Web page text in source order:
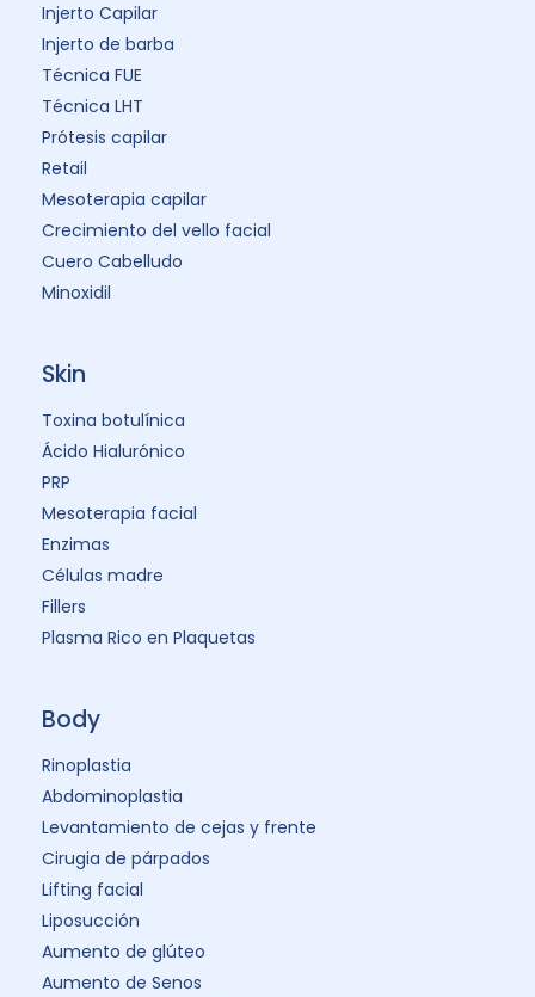
Injerto Capilar
Injerto de barba
Técnica FUE
Técnica LHT
Prótesis capilar
Retail
Mesoterapia capilar
Crecimiento del vello facial
Cuero Cabelludo
Minoxidil
Skin
Toxina botulínica
Ácido Hialurónico
PRP
Mesoterapia facial
Enzimas
Células madre
Fillers
Plasma Rico en Plaquetas
Body
Rinoplastia
Abdominoplastia
Levantamiento de cejas y frente
Cirugia de párpados
Lifting facial
Liposucción
Aumento de glúteo
Aumento de Senos